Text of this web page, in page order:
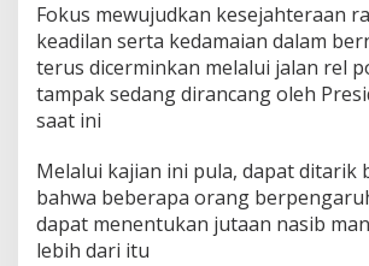
Fokus mewujudkan kesejahteraan
keadilan serta kedamaian dalam
terus dicerminkan melalui jalan rel
tampak sedang dirancang oleh
saat ini
Melalui kajian ini pula, dapat ditarik
bahwa beberapa orang
dapat menentukan jutaan nasib
lebih dari itu